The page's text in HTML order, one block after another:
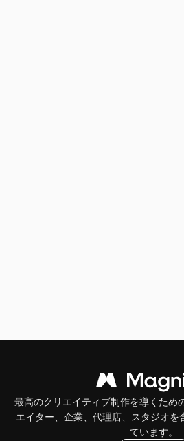
最高のクリエイティブ制作を導くため
エイター、企業、代理店、スタジオを
ています。